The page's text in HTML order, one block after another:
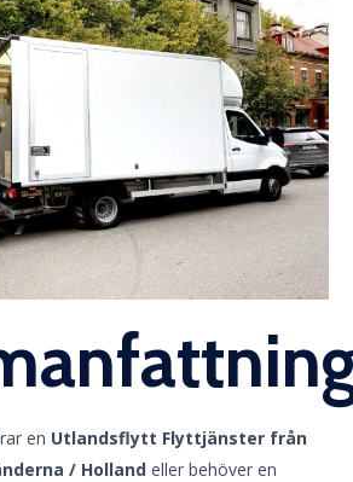
en Utlandsflytt Flyttjänster från
/ Holland eller behöver en